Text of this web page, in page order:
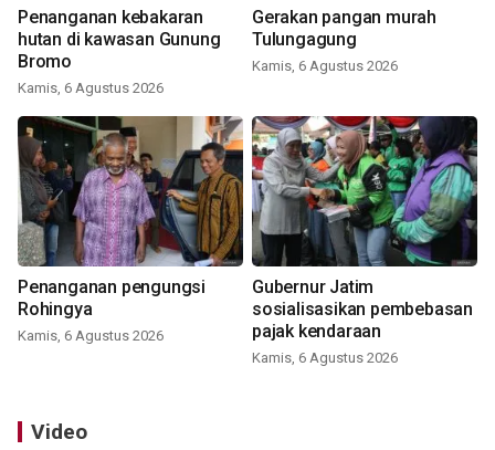
Penanganan kebakaran
hutan di kawasan Gunung
Bromo
Kamis, 6 Agustus 2026
Gerakan pangan murah
Tulungagung
Kamis, 6 Agustus 2026
Penanganan pengungsi
Rohingya
Kamis, 6 Agustus 2026
Gubernur Jatim
sosialisasikan pembebasan
pajak kendaraan
Kamis, 6 Agustus 2026
Video